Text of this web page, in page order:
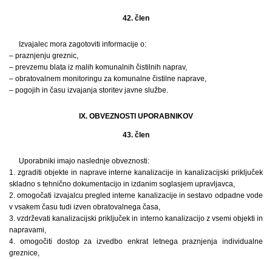
42. člen
Izvajalec mora zagotoviti informacije o:
– praznjenju greznic,
– prevzemu blata iz malih komunalnih čistilnih naprav,
– obratovalnem monitoringu za komunalne čistilne naprave,
– pogojih in času izvajanja storitev javne službe.
IX. OBVEZNOSTI UPORABNIKOV
43. člen
Uporabniki imajo naslednje obveznosti:
1. zgraditi objekte in naprave interne kanalizacije in kanalizacijski priključek
skladno s tehnično dokumentacijo in izdanim soglasjem upravljavca,
2. omogočati izvajalcu pregled interne kanalizacije in sestavo odpadne vode
v vsakem času tudi izven obratovalnega časa,
3. vzdrževati kanalizacijski priključek in interno kanalizacijo z vsemi objekti in
napravami,
4. omogočiti dostop za izvedbo enkrat letnega praznjenja individualne
greznice,